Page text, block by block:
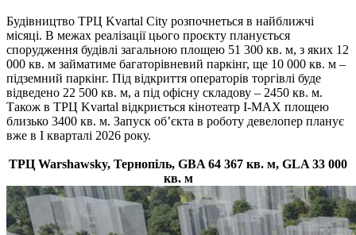
Будівництво ТРЦ Kvartal City розпочнеться в найближчі
місяці. В межах реалізації цього проєкту планується
спорудження будівлі загальною площею 51 300 кв. м, з яких 12
000 кв. м займатиме багаторівневий паркінг, ще 10 000 кв. м –
підземний паркінг. Під відкриття операторів торгівлі буде
відведено 22 500 кв. м, а під офісну складову – 2450 кв. м.
Також в ТРЦ Kvartal відкриється кінотеатр I-MAX площею
близько 3400 кв. м. Запуск об’єкта в роботу девелопер планує
вже в І кварталі 2026 року.
ТРЦ Warshawsky, Тернопіль, GBA 64 367 кв. м, GLA 33 000
кв. м